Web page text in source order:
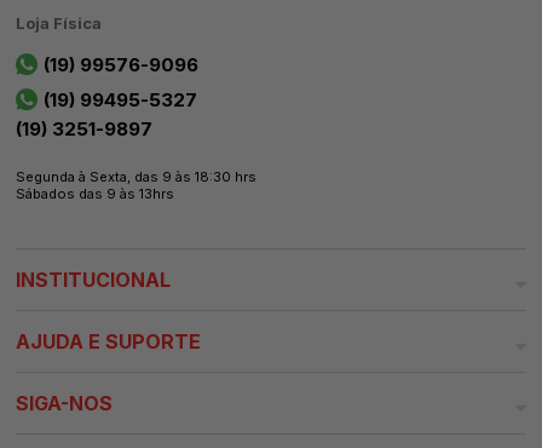
Loja Física
(19) 99576-9096
(19) 99495-5327
(19) 3251-9897
Segunda à Sexta, das 9 às 18:30 hrs
Sábados das 9 às 13hrs
INSTITUCIONAL
AJUDA E SUPORTE
SIGA-NOS